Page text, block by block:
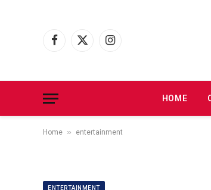
Facebook
X
Instagram
HOME
Home » entertainment
ENTERTAINMENT